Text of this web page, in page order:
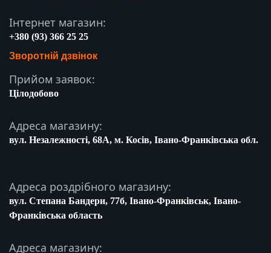
Інтернет магазин:
+380 (93) 366 25 25
Зворотній дзвінок
Прийом заявок:
Цілодобово
Адреса магазину:
вул. Незалежності, 68A, м. Косів, Івано-Франківська обл.
Адреса роздрібного магазину:
вул. Степана Бандери, 77б, Івано-Франківськ, Івано-
Франківська область
Адреса магазину: